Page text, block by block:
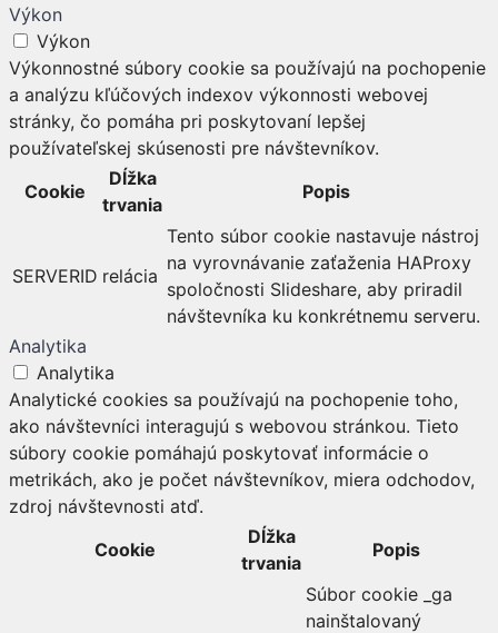
Výkon
Výkon
Výkonnostné súbory cookie sa používajú na pochopenie
a analýzu kľúčových indexov výkonnosti webovej
stránky, čo pomáha pri poskytovaní lepšej
používateľskej skúsenosti pre návštevníkov.
Cookie
Dĺžka
trvania
Popis
SERVERID relácia
Tento súbor cookie nastavuje nástroj
na vyrovnávanie zaťaženia HAProxy
spoločnosti Slideshare, aby priradil
návštevníka ku konkrétnemu serveru.
Analytika
Analytika
Analytické cookies sa používajú na pochopenie toho,
ako návštevníci interagujú s webovou stránkou. Tieto
súbory cookie pomáhajú poskytovať informácie o
metrikách, ako je počet návštevníkov, miera odchodov,
zdroj návštevnosti atď.
Cookie
Dĺžka
trvania
Popis
Súbor cookie _ga
nainštalovaný